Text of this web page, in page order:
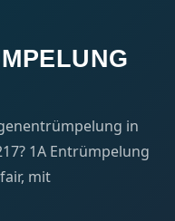
in
1A Entrümpelung
mit